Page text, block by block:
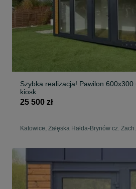
Szybka realizacja! Pawilon 600x300 usługowy, biurowy,
kiosk
25 500 zł
Katowice, Załęska Hałda-Brynów cz. Zach.